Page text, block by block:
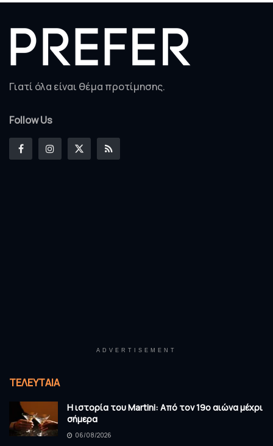
Γιατί όλα είναι θέμα προτίμησης.
Follow Us
ADVERTISEMENT
ΤΕΛΕΥΤΑΊΑ
Η ιστορία του Martini: Από τον 19ο αιώνα μέχρι
σήμερα
06/08/2026